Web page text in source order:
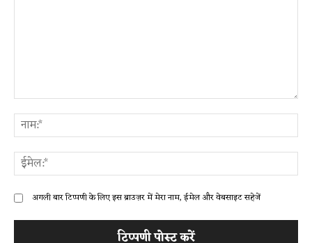
अगली बार टिप्पणी के लिए इस ब्राउज़र में मेरा नाम, ईमेल और वेबसाइट सहेजें